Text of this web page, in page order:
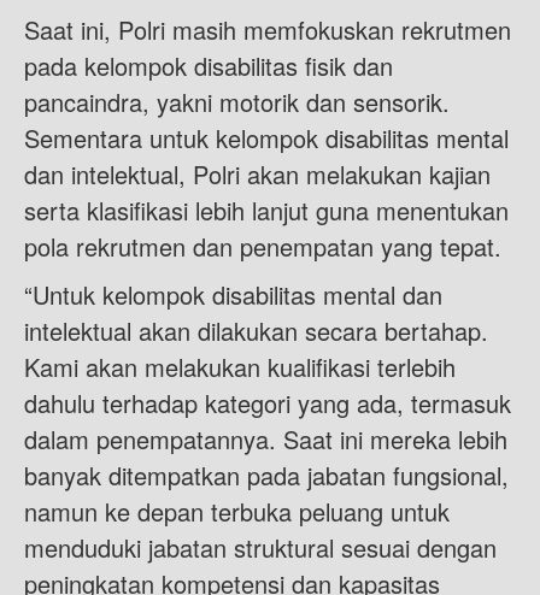
Saat ini, Polri masih memfokuskan rekrutmen
pada kelompok disabilitas fisik dan
pancaindra, yakni motorik dan sensorik.
Sementara untuk kelompok disabilitas mental
dan intelektual, Polri akan melakukan kajian
serta klasifikasi lebih lanjut guna menentukan
pola rekrutmen dan penempatan yang tepat.
“Untuk kelompok disabilitas mental dan
intelektual akan dilakukan secara bertahap.
Kami akan melakukan kualifikasi terlebih
dahulu terhadap kategori yang ada, termasuk
dalam penempatannya. Saat ini mereka lebih
banyak ditempatkan pada jabatan fungsional,
namun ke depan terbuka peluang untuk
menduduki jabatan struktural sesuai dengan
peningkatan kompetensi dan kapasitas